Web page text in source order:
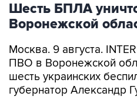
Шесть БПЛА
Воронежской
Москва. 9 августа.
ПВО в Воронежской
шесть украинских
губернатор Александр